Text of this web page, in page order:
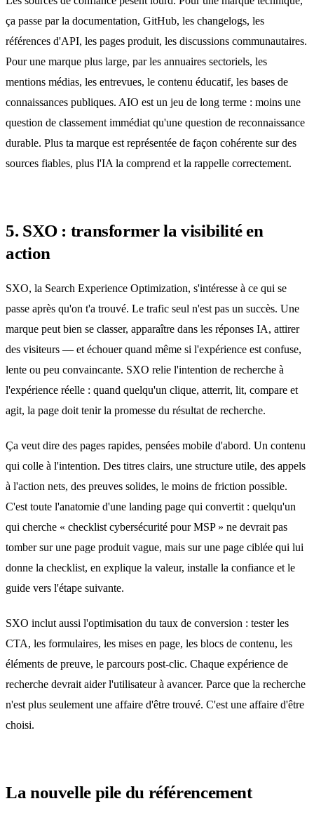
ça passe par la documentation, GitHub, les changelogs, les
références d'API, les pages produit, les discussions communautaires.
Pour une marque plus large, par les annuaires sectoriels, les
mentions médias, les entrevues, le contenu éducatif, les bases de
connaissances publiques. AIO est un jeu de long terme : moins une
question de classement immédiat qu'une question de reconnaissance
durable. Plus ta marque est représentée de façon cohérente sur des
sources fiables, plus l'IA la comprend et la rappelle correctement.
5. SXO : transformer la visibilité en
action
SXO, la Search Experience Optimization, s'intéresse à ce qui se
passe après qu'on t'a trouvé. Le trafic seul n'est pas un succès. Une
marque peut bien se classer, apparaître dans les réponses IA, attirer
des visiteurs — et échouer quand même si l'expérience est confuse,
lente ou peu convaincante. SXO relie l'intention de recherche à
l'expérience réelle : quand quelqu'un clique, atterrit, lit, compare et
agit, la page doit tenir la promesse du résultat de recherche.
Ça veut dire des pages rapides, pensées mobile d'abord. Un contenu
qui colle à l'intention. Des titres clairs, une structure utile, des appels
à l'action nets, des preuves solides, le moins de friction possible.
C'est toute l'anatomie d'une landing page qui convertit : quelqu'un
qui cherche « checklist cybersécurité pour MSP » ne devrait pas
tomber sur une page produit vague, mais sur une page ciblée qui lui
donne la checklist, en explique la valeur, installe la confiance et le
guide vers l'étape suivante.
SXO inclut aussi l'optimisation du taux de conversion : tester les
CTA, les formulaires, les mises en page, les blocs de contenu, les
éléments de preuve, le parcours post-clic. Chaque expérience de
recherche devrait aider l'utilisateur à avancer. Parce que la recherche
n'est plus seulement une affaire d'être trouvé. C'est une affaire d'être
choisi.
La nouvelle pile du référencement